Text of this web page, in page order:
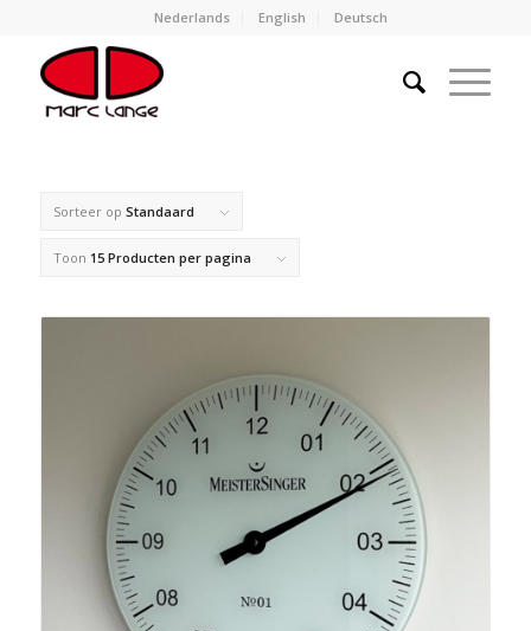
Nederlands English Deutsch
Sorteer op Standaard
Toon 15 Producten per pagina